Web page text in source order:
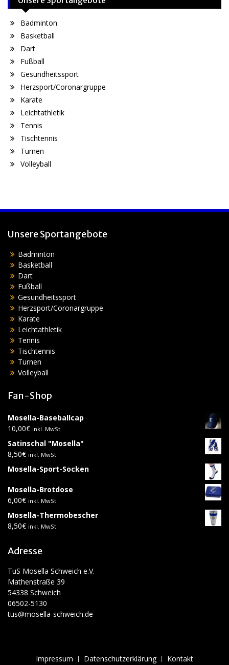
Badminton
Basketball
Dart
Fußball
Gesundheitssport
Herzsport/Coronargruppe
Karate
Leichtathletik
Tennis
Tischtennis
Turnen
Volleyball
Unsere Sportangebote
Badminton
Basketball
Dart
Fußball
Gesundheitssport
Herzsport/Coronargruppe
Karate
Leichtathletik
Tennis
Tischtennis
Turnen
Volleyball
Fan-Shop
Mosella-Baseballcap
10,00€ inkl. MwSt.
Satinschal "Mosella"
8,50€ inkl. MwSt.
Mosella-Sport-Socken
Mosella-Brotdose
6,00€ inkl. MwSt.
Mosella-Thermobescher
8,50€ inkl. MwSt.
Adresse
TuS Mosella Schweich e.V.
Mathenstraße 39
54338 Schweich
06502-5130
tus@mosella-schweich.de
Impressum Datenschutzerklärung
Kontakt